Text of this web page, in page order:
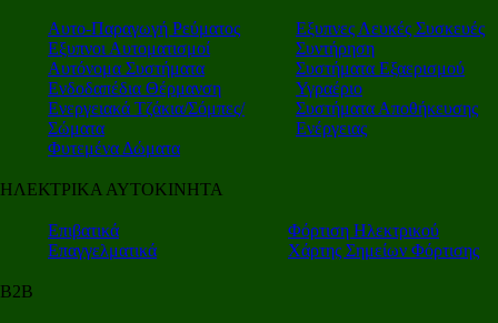
Αυτο-Παραγωγή Ρεύματος
Εξυπνοι Αυτοματισμοί
Αυτόνομα Συστήματα
Ενδοδαπέδια Θέρμανση
Ενεργειακά Τζάκια/Σόμπες/
Σώματα
Φυτεμένα Δώματα
Εξυπνες Λευκές Συσκευές
Συντήρηση
Συστήματα Εξαερισμού
Υγραέριο
Συστήματα Αποθήκευσης
Ενέργειας
ΗΛΕΚΤΡΙΚΑ ΑΥΤΟΚΙΝΗΤΑ
Επιβατικά
Επαγγελματικά
Φόρτιση Ηλεκτρικού
Χάρτης Σημείων Φόρτισης
Β2Β